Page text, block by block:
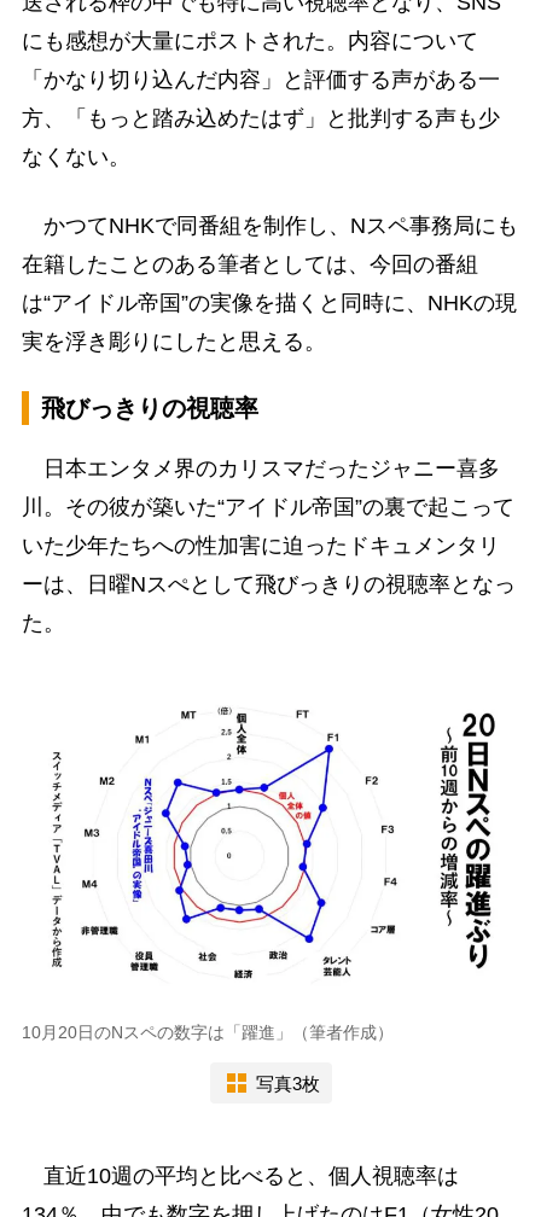
にも感想が大量にポストされた。内容について
「かなり切り込んだ内容」と評価する声がある一
方、「もっと踏み込めたはず」と批判する声も少
なくない。
かつてNHKで同番組を制作し、Nスペ事務局にも
在籍したことのある筆者としては、今回の番組
は“アイドル帝国”の実像を描くと同時に、NHKの現
実を浮き彫りにしたと思える。
飛びっきりの視聴率
日本エンタメ界のカリスマだったジャニー喜多
川。その彼が築いた“アイドル帝国”の裏で起こって
いた少年たちへの性加害に迫ったドキュメンタリ
ーは、日曜Nスぺとして飛びっきりの視聴率となっ
た。
10月20日のNスペの数字は「躍進」（筆者作成）
写真3枚
直近10週の平均と比べると、個人視聴率は